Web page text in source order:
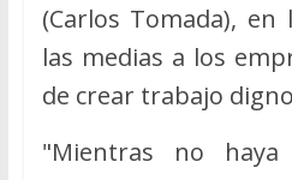
(Carlos Tomada),
las medias a los
de crear trabajo
"Mientras no haya